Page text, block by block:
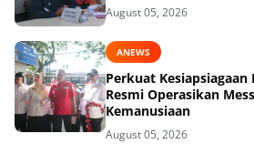
August 05, 2026
ANEWS
Perkuat Kesiapsiagaan
Resmi Operasikan
Kemanusiaan
August 05, 2026